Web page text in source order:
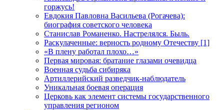
горжусь!
Евдокия Павловна Васильева (Рогачева):
биография советского человека
Станислав Романенко. Настрелялся. Быль.
Раскулаченные: верность родному Отечеству [1]
«В плену работал плохо…»
Первая мировая: братание глазами очевидца
Военная судьба сибиряка
Артиллерийский разведчик-наблюдатель
Уникальная боевая операция
Церковь как элемент системы государственного
управления регионом